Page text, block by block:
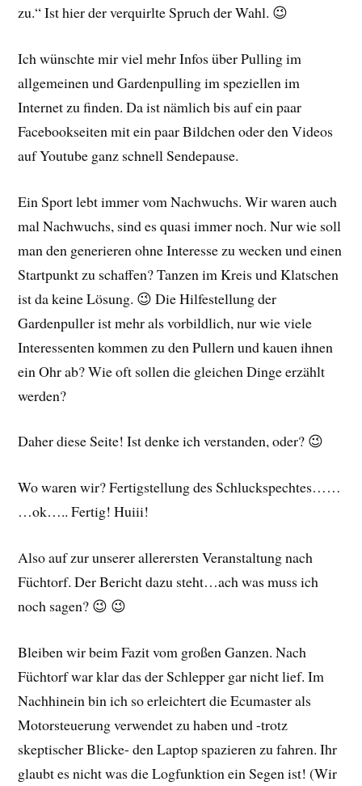
zu.“ Ist hier der verquirlte Spruch der Wahl. 😉
Ich wünschte mir viel mehr Infos über Pulling im
allgemeinen und Gardenpulling im speziellen im
Internet zu finden. Da ist nämlich bis auf ein paar
Facebookseiten mit ein paar Bildchen oder den Videos
auf Youtube ganz schnell Sendepause.
Ein Sport lebt immer vom Nachwuchs. Wir waren auch
mal Nachwuchs, sind es quasi immer noch. Nur wie soll
man den generieren ohne Interesse zu wecken und einen
Startpunkt zu schaffen? Tanzen im Kreis und Klatschen
ist da keine Lösung. 😉 Die Hilfestellung der
Gardenpuller ist mehr als vorbildlich, nur wie viele
Interessenten kommen zu den Pullern und kauen ihnen
ein Ohr ab? Wie oft sollen die gleichen Dinge erzählt
werden?
Daher diese Seite! Ist denke ich verstanden, oder? 😉
Wo waren wir? Fertigstellung des Schluckspechtes……
…ok….. Fertig! Huiii!
Also auf zur unserer allerersten Veranstaltung nach
Füchtorf. Der Bericht dazu steht…ach was muss ich
noch sagen? 😉 😉
Bleiben wir beim Fazit vom großen Ganzen. Nach
Füchtorf war klar das der Schlepper gar nicht lief. Im
Nachhinein bin ich so erleichtert die Ecumaster als
Motorsteuerung verwendet zu haben und -trotz
skeptischer Blicke- den Laptop spazieren zu fahren. Ihr
glaubt es nicht was die Logfunktion ein Segen ist! (Wir